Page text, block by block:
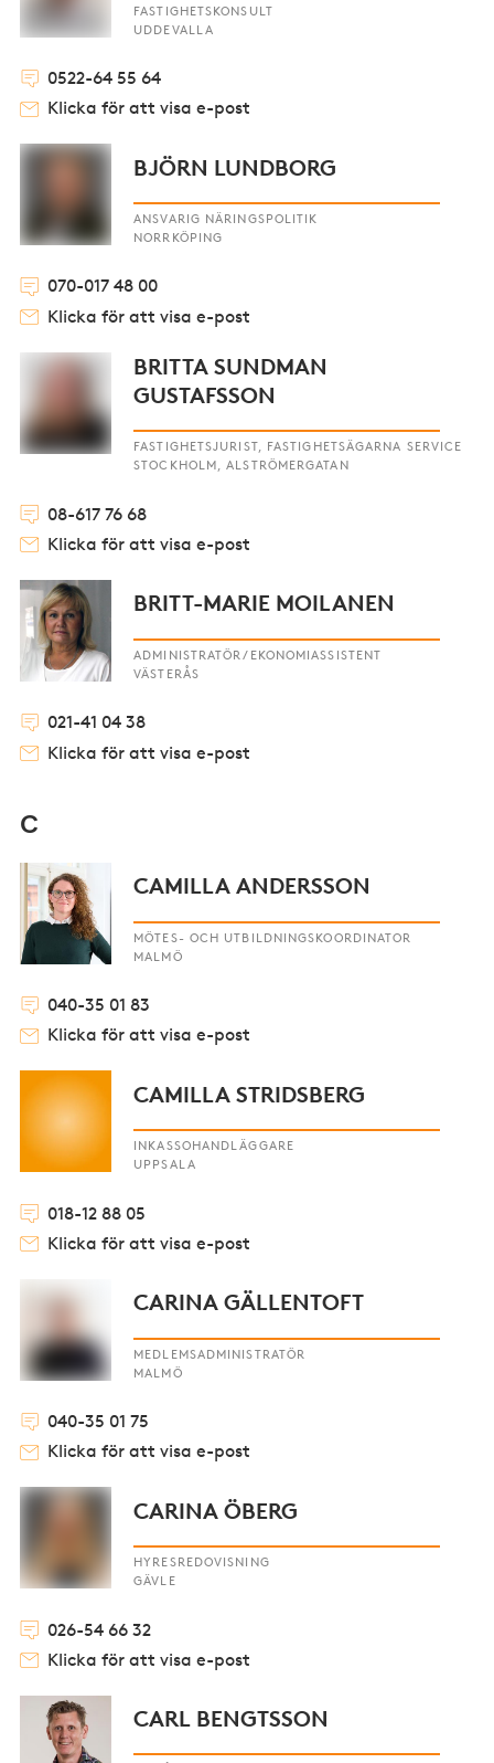
FASTIGHETSKONSULT
UDDEVALLA
0522-64 55 64
Klicka för att visa e-post
BJÖRN LUNDBORG
ANSVARIG NÄRINGSPOLITIK
NORRKÖPING
070-017 48 00
Klicka för att visa e-post
BRITTA SUNDMAN
GUSTAFSSON
FASTIGHETSJURIST, FASTIGHETSÄGARNA SERVICE
STOCKHOLM, ALSTRÖMERGATAN
08-617 76 68
Klicka för att visa e-post
BRITT-MARIE MOILANEN
ADMINISTRATÖR/EKONOMIASSISTENT
VÄSTERÅS
021-41 04 38
Klicka för att visa e-post
C
CAMILLA ANDERSSON
MÖTES- OCH UTBILDNINGSKOORDINATOR
MALMÖ
040-35 01 83
Klicka för att visa e-post
CAMILLA STRIDSBERG
INKASSOHANDLÄGGARE
UPPSALA
018-12 88 05
Klicka för att visa e-post
CARINA GÄLLENTOFT
MEDLEMSADMINISTRATÖR
MALMÖ
040-35 01 75
Klicka för att visa e-post
CARINA ÖBERG
HYRESREDOVISNING
GÄVLE
026-54 66 32
Klicka för att visa e-post
CARL BENGTSSON